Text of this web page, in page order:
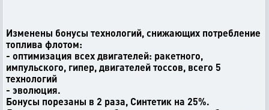
Изменены бонусы технологий, снижающих потребление
топлива флотом:
- оптимизация всех двигателей: ракетного,
импульского, гипер, двигателей тоссов, всего 5
технологий
- эволюция.
Бонусы порезаны в 2 раза, Синтетик на 25%.